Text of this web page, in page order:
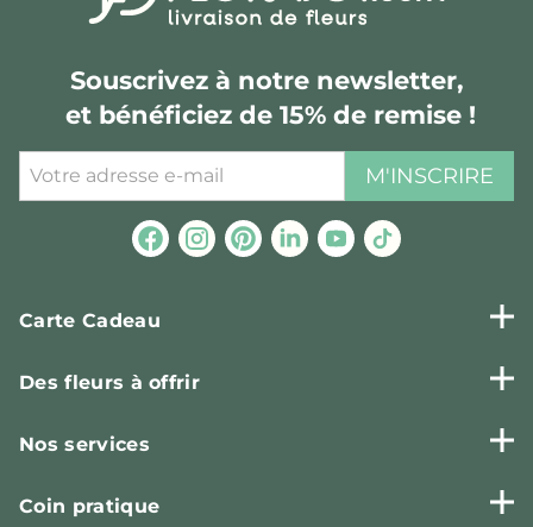
Souscrivez à notre newsletter,
et bénéficiez de 15% de remise !
M'INSCRIRE
Carte Cadeau
Des fleurs à offrir
Nos services
Coin pratique